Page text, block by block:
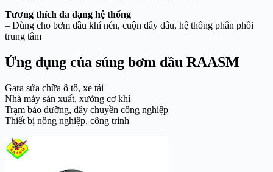
Tương thích đa dạng hệ thống
– Dùng cho bơm dầu khí nén, cuộn dây dầu, hệ thống phân phối
trung tâm
Ứng dụng của súng bơm dầu RAASM
Gara sửa chữa ô tô, xe tải
Nhà máy sản xuất, xưởng cơ khí
Trạm bảo dưỡng, dây chuyền công nghiệp
Thiết bị nông nghiệp, công trình